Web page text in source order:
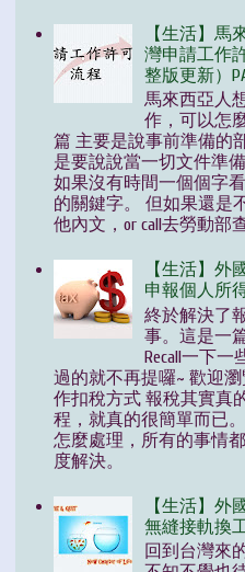
【生活】馬
灣申請工作
整版更新）
馬來西亞人
作，可以怎
篇 主要是說事前準備
是要說說當一切文件準
如果沒有時間一個個字
的關鍵字。 但如果還是
他內文，or call去勞動部
【生活】外
申報個人所
終於解決了
事。這是一
Recall一下
過的就不再提囉~ 歡迎
作扣稅方式 報稅其實真
程，就真的很簡單而已
怎麼處理，所有的事情
度解決。
【生活】外
無縫接軌換
回到台灣來